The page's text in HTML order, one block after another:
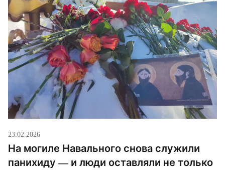
23.02.2026
На могиле Навального снова служили
панихиду — и люди оставляли не только